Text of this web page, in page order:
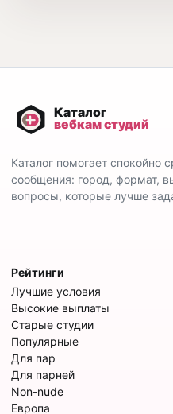
Каталог помогает спокойно
сообщения: город, формат,
вопросы, которые лучше
Рейтинги
Лучшие условия
Высокие выплаты
Старые студии
Популярные
Для пар
Для парней
Non-nude
Европа